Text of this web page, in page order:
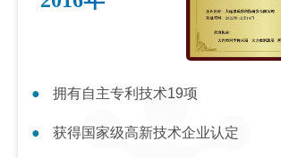
拥有自主专利技术19项
获得国家级高新技术企业认定